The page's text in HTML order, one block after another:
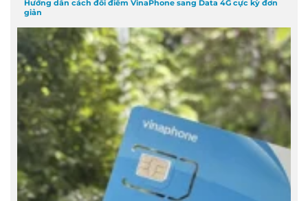
Hướng dẫn cách đổi điểm VinaPhone sang Data 4G cực kỳ đơn
giản